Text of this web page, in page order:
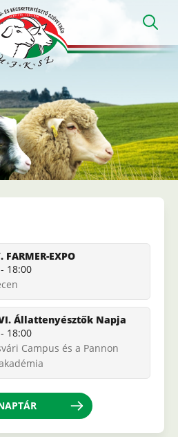
FARMER-EXPO
- 18:00
Állattenyésztők Napja
- 18:00
Campus és a Pannon